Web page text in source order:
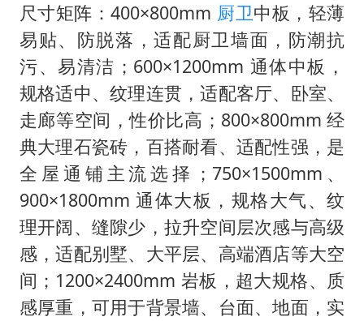
尺寸矩阵：400×800mm 厨卫中板，轻薄
易贴、防脱落，适配厨卫墙面，防潮抗
污、易清洁；600×1200mm 通体中板，
规格适中、纹理连贯，适配客厅、卧室、
走廊等空间，性价比高；800×800mm 经
典大理石瓷砖，百搭耐看、适配性强，是
全屋通铺主流选择；750×1500mm、
900×1800mm 通体大板，规格大气、纹
理开阔、缝隙少，拉升空间层次感与高级
感，适配别墅、大平层、高端酒店等大空
间；1200×2400mm 岩板，超大规格、质
感厚重，可用于背景墙、台面、地面，实